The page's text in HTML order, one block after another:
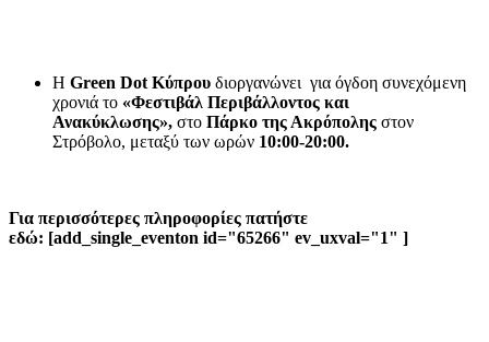
Η Green Dot Κύπρου διοργανώνει για όγδοη συνεχόμενη
χρονιά το «Φεστιβάλ Περιβάλλοντος και
Ανακύκλωσης», στο Πάρκο της Ακρόπολης στον
Στρόβολο, μεταξύ των ωρών 10:00-20:00.
Για περισσότερες πληροφορίες πατήστε
εδώ: [add_single_eventon id="65266" ev_uxval="1" ]